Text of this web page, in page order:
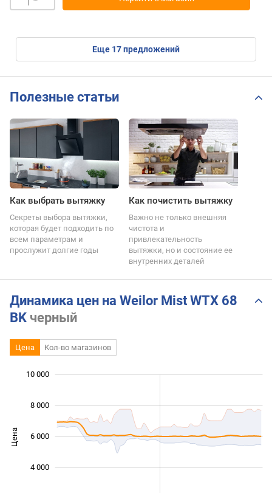
eще 17предложений
Полезные статьи
Как выбрать вытяжку
Секреты выбора вытяжки,
которая будет подходить по
всем параметрам и
прослужит долгие годы
Как почистить вытяжку
Важно не только внешняя
чистота и
привлекательность
вытяжки, но и состояние ее
внутренних деталей
Динамика цен на Weilor Mist WTX 68
BK черный
Цена Кол-во магазинов
Цена 10 000
4 000
6 000
10 000
8 000